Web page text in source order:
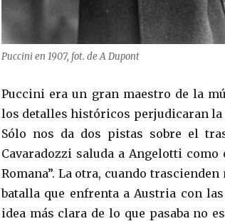
Puccini en 1907, fot. de A Dupont
Puccini era un gran maestro de la
los detalles históricos perjudicaran la
Sólo nos da dos pistas sobre el
Cavaradozzi saluda a Angelotti
Romana”. La otra, cuando
batalla que enfrenta a Austria con
idea más clara de lo que pasaba no